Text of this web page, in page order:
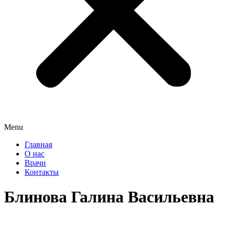
Menu
Главная
О нас
Врачи
Контакты
Блинова Галина Васильевна